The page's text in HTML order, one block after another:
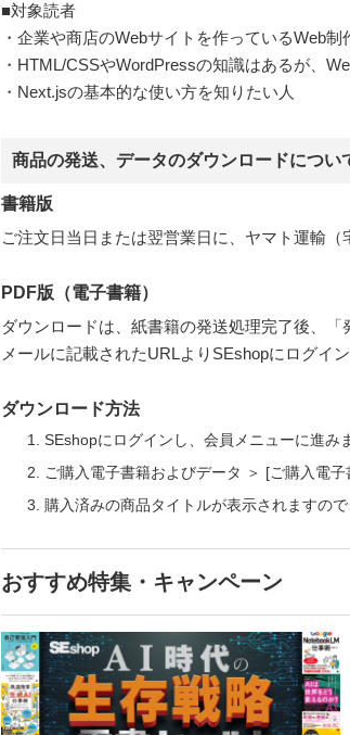
■対象読者
・企業や商店のWebサイトを作っているWeb制
・HTML/CSSやWordPressの知識はあるが、
・Next.jsの基本的な使い方を知りたい人
商品の発送、データのダウンロードについ
書籍版
ご注文日当日または翌営業日に、ヤマト運輸（
PDF版（電子書籍）
ダウンロードは、紙書籍の発送処理完了後、
メールに記載されたURLよりSEshopにログイ
ダウンロード方法
SEshopにログインし、会員メニューに進み
ご購入電子書籍およびデータ ＞ [ご購入電
購入済みの商品タイトルが表示されますの
おすすめ特集・キャンペーン